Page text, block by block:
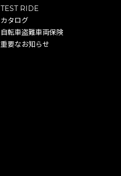
TEST RIDE
カタログ
自転車盗難車両保険
重要なお知らせ